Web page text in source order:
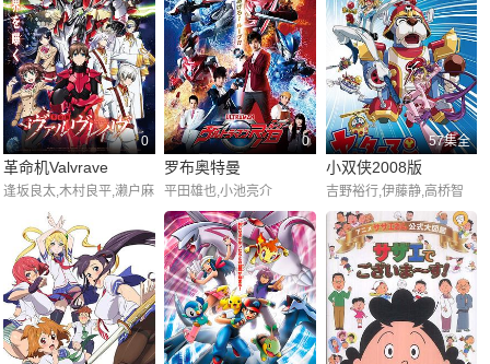
0
革命机Valvrave
逢坂良太,木村良平,濑户麻
沙美,户松遥,小野友树,茅
野爱衣,福圆美里,吉野裕
行,中村悠一,浪川大辅,寿
美菜子,悠木碧,羽多野涉,
堀江由衣,安野希世乃,福山
润,宫野真守,细谷佳正,梶
裕贵,小野大辅,水树奈奈,
0
罗布奥特曼
平田雄也,小池亮介
57集全
小双侠2008版
吉野裕行,伊藤静,高桥智
秋,小原乃梨子,八奈见乘
儿,立壁和也